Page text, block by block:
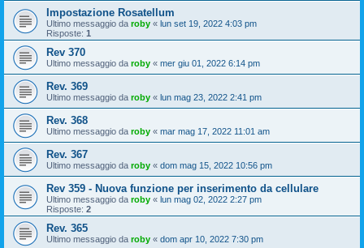
Impostazione Rosatellum
Ultimo messaggio da roby « lun set 19, 2022 4:03 pm
Risposte: 1
Rev 370
Ultimo messaggio da roby « mer giu 01, 2022 6:14 pm
Rev. 369
Ultimo messaggio da roby « lun mag 23, 2022 2:41 pm
Rev. 368
Ultimo messaggio da roby « mar mag 17, 2022 11:01 am
Rev. 367
Ultimo messaggio da roby « dom mag 15, 2022 10:56 pm
Rev 359 - Nuova funzione per inserimento da cellulare
Ultimo messaggio da roby « lun mag 02, 2022 2:27 pm
Risposte: 2
Rev. 365
Ultimo messaggio da roby « dom apr 10, 2022 7:30 pm